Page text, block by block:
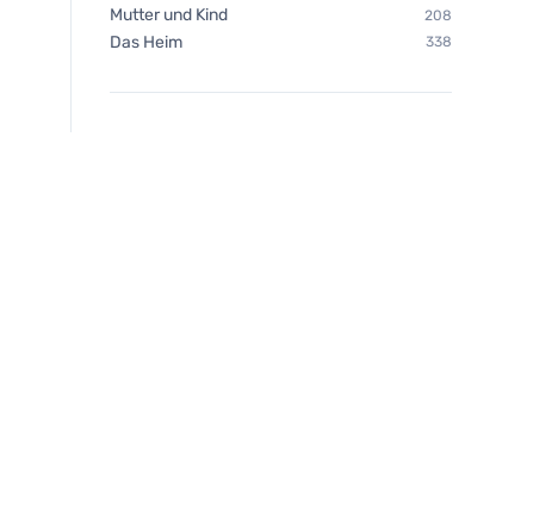
Mutter und Kind 208
Das Heim 338